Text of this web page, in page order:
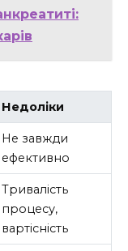
Недоліки
Не завжди
ефективно
Тривалість
процесу,
вартісність